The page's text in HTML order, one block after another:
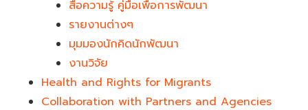
สื่อความรู้ คู่มือเพื่อการพัฒนา
รายงานต่างๆ
มุมมองนักคิดนักพัฒนา
งานวิจัย
Health and Rights for Migrants
Collaboration with Partners and Agencies